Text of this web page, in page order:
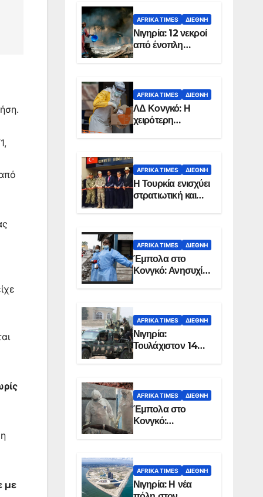
με
AFRIKA TIMES ΔΙΕΘΝΉ
Νιγηρία: 12 νεκροί
από ένοπλη
επίθεση σε χωριό
AFRIKA TIMES ΔΙΕΘΝΉ
ΛΔ Κονγκό: Η
χειρότερη
επιδημία Έμπολα
χώρας
AFRIKA TIMES ΔΙΕΘΝΉ
Η Τουρκία ενισχύει
στρατιωτική και
ενεργειακή
Σομαλία
AFRIKA TIMES ΔΙΕΘΝΉ
Έμπολα στο
Κονγκό: Ανησυχία
για τη μεγάλη
AFRIKA TIMES ΔΙΕΘΝΉ
Νιγηρία:
Τουλάχιστον 14
νεκροί από
στην Οτούκπο
AFRIKA TIMES ΔΙΕΘΝΉ
Έμπολα στο
Κονγκό:
Ξεπέρασαν τους
AFRIKA TIMES ΔΙΕΘΝΉ
Νιγηρία: Η νέα